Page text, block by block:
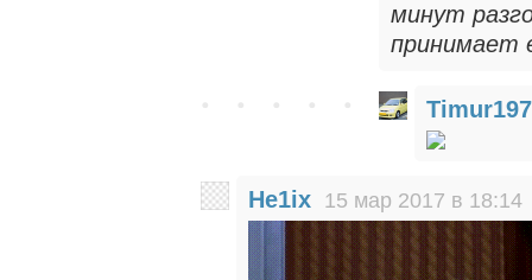
минут
принимает
He1ix 15 мар 2017 в 18:14